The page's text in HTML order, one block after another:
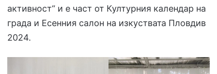
активност“ и е част от Културния календар на
града и Есенния салон на изкуствата Пловдив
2024.